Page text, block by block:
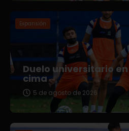
Expansión
Duelo universitario
cima
5 de agosto de 2026